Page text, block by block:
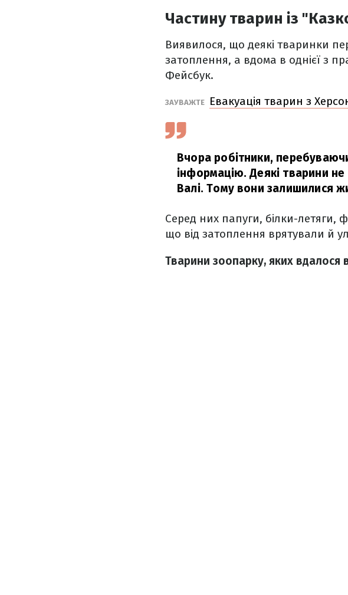
Частину тварин із
Виявилося, що деякі тваринки
затоплення, а вдома в однієї з
Фейсбук.
ЗАУВАЖТЕ Евакуація тварин з
Вчора робітники,
інформацію. Деякі тварини
Валі. Тому вони залишилися
Серед них папуги, білки-
що від затоплення врятували й
Тварини зоопарку, яких вдалося